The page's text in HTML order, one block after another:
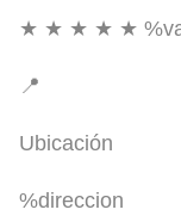
★ ★ ★ ★ ★
📍
Ubicación
%direccion